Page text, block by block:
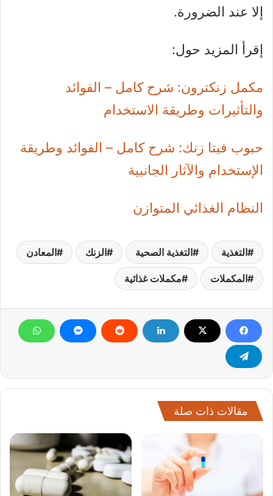
إلا عند الضرورة.
إقرأ المزيد حول:
مكمل زنكترون: شرح كامل – الفوائد
والتأثيرات وطريقة الاستخدام
حبوب فيتا زنك: شرح كامل – الفوائد وطريقة
الإستخدام والآثار الجانبية
النظام الغذائي المتوازن
التغذية التغذية الصحية الزنك المعادن
المكملات مكملات غذائية
مقالات ذات صلة